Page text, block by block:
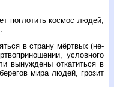
поглотить космос людей;
в страну мёртвых (не-
условного
вынуждены откатиться в
мира людей, грозит